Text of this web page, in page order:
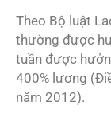
Theo Bộ luật
thường được
tuần được
400% lương
năm 2012).